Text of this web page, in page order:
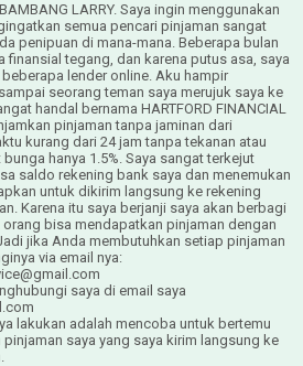
LARRY. Saya ingin menggunakan
semua pencari pinjaman sangat
penipuan di mana-mana. Beberapa bulan
finansial tegang, dan karena putus asa, saya
lender online. Aku hampir
seorang teman saya merujuk saya ke
handal bernama HARTFORD FINANCIAL
pinjaman tanpa jaminan dari
kurang dari 24 jam tanpa tekanan atau
hanya 1.5%. Saya sangat terkejut
saldo rekening bank saya dan menemukan
untuk dikirim langsung ke rekening
Karena itu saya berjanji saya akan berbagi
bisa mendapatkan pinjaman dengan
jika Anda membutuhkan setiap pinjaman
via email nya:
saya di email saya
lakukan adalah mencoba untuk bertemu
saya yang saya kirim langsung ke